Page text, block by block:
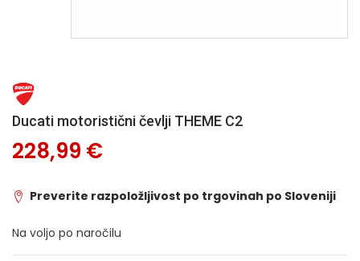
Ducati motoristični čevlji THEME C2
228,99 €
Preverite razpoložljivost po trgovinah po Sloveniji
Na voljo po naročilu